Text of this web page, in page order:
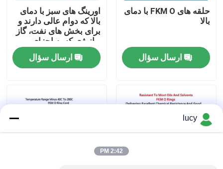
کارخانه تور
تماس با ما
اخبار
همه موارد
حلقه های FKM O با دمای
بالا
ارسال سؤال
اورینگ های سبز با دمای
بالا که دوام عالی دارند و
برای بخش های نفت، گاز
و انرژی که به اجزای
مقاوم در برابر حرارت
نیاز دارند، مناسب هستند.
ارسال سؤال
lucy
2:42 PM